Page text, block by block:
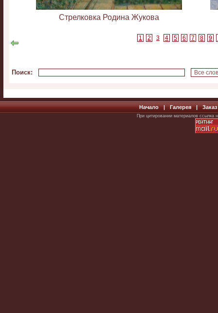
Стрелковка Родина Жукова
1 2 3 4 5 6 7 8 9
Поиск:
Начало|Галерея|Заказ
При цитировании материалов ссылка